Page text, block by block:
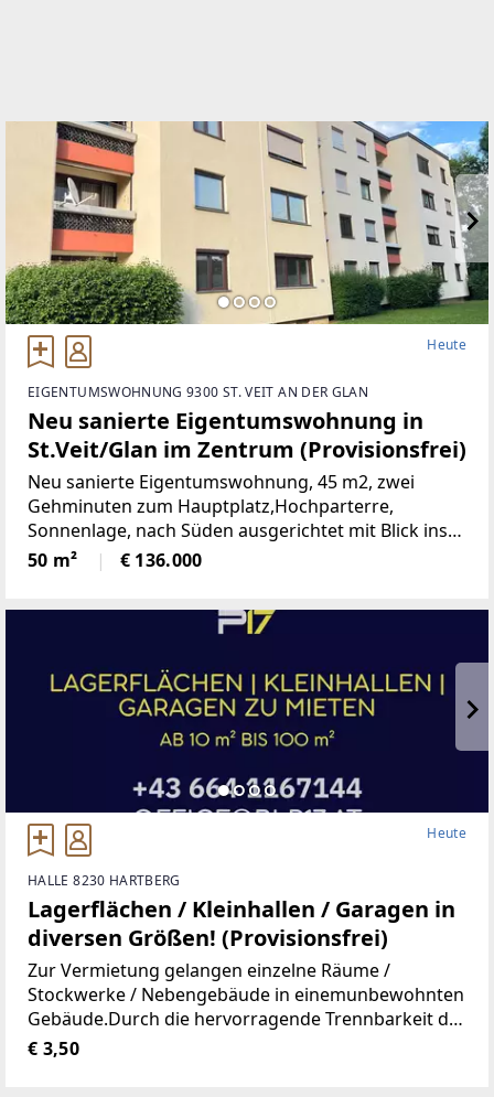
Heute
EIGENTUMSWOHNUNG 9300 ST. VEIT AN DER GLAN
Neu sanierte Eigentumswohnung in
St.Veit/Glan im Zentrum (Provisionsfrei)
Neu sanierte Eigentumswohnung, 45 m2, zwei
Gehminuten zum Hauptplatz,Hochparterre,
Sonnenlage, nach Süden ausgerichtet mit Blick ins
Grüne, mangelangt über nur 4 Stufen in die
Wohnung, Kindergarten, Volksschule,Mittelschule,
50 m² € 136.000
Heute
HALLE 8230 HARTBERG
Lagerflächen / Kleinhallen / Garagen in
diversen Größen! (Provisionsfrei)
Zur Vermietung gelangen einzelne Räume /
Stockwerke / Nebengebäude in einemunbewohnten
Gebäude.Durch die hervorragende Trennbarkeit der
Räumlichkeiten, stehen Ihnen Größen vonca. 10 m²
€ 3,50